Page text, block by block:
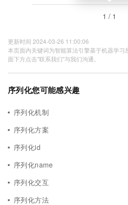
1 / 1
更新时间 2024-03-26 11:00:06
本页面内关键词为智能算法引擎基于机器学
面下方点击"联系我们"与我们沟通。
序列化您可能感兴趣
序列化机制
序列化方案
序列化id
序列化name
序列化交互
序列化方法